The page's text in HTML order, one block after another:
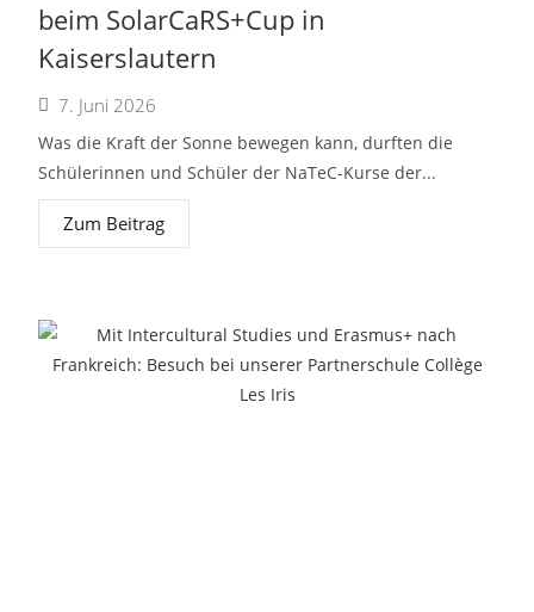
beim SolarCaRS+Cup in
Kaiserslautern
7. Juni 2026
Was die Kraft der Sonne bewegen kann, durften die
Schülerinnen und Schüler der NaTeC-Kurse der...
Zum Beitrag